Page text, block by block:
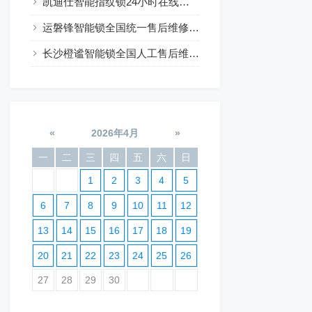
运磐锋智能锁全国统一售后维修24小时预约
长沙橙谧智能锁全国人工售后维修电话24小时服务
« 2026年4月 »
一 二 三 四 五 六 日
1 2 3 4 5
6 7 8 9 10 11 12
13 14 15 16 17 18 19
20 21 22 23 24 25 26
27 28 29 30